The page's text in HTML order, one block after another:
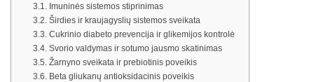
Imuninės sistemos stiprinimas
Širdies ir kraujagyslių sistemos sveikata
Cukrinio diabeto prevencija ir glikemijos kontrolė
Svorio valdymas ir sotumo jausmo skatinimas
Žarnyno sveikata ir prebiotinis poveikis
Beta gliukanų antioksidacinis poveikis